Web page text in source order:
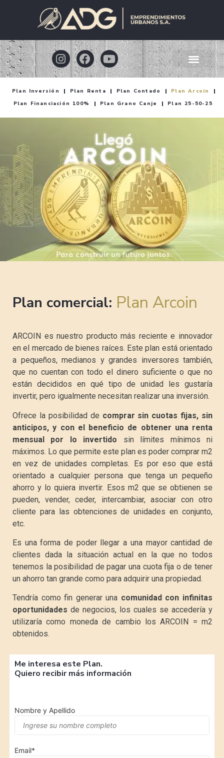
Plan Inversión Plan Renta Plan Contado
Plan Arcoin
Plan Financiación 100%
Plan Grano Canje Plan 25-50-25
Plan comercial: Plan Arcoin
ARCOIN es nuestro producto más reciente e innovador
en el mercado de bienes raíces. Este plan está orientado
a pequeños, medianos y grandes inversores también,
que no cuentan con todo el dinero suficiente o que no
están decididos en qué tipo de unidad les gustaría
invertir, pero igualmente necesitan realizar una inversión.
Ofrece la posibilidad de comprar sin cuotas fijas, sin
anticipos, y con el beneficio de obtener una renta
mensual por lo invertido sin límites mínimos ni
máximos. Lo que permite este plan es poder comprar m2
en vez de unidades completas. Es por eso que está
orientado a cualquier persona que tenga un pequeño
ahorro y lo quiera invertir. Esos m2 que se obtienen se
pueden, vender, ceder, intercambiar, asociar con otro
cliente para las obtenciones de unidades en conjunto,
etc.
Es una forma de poder llegar a una mayor cantidad de
clientes dada la situación actual en la que no todos
tenemos la posibilidad de pagar una cuota fija o de tener
un ahorro tan grande como para adquirir una propiedad.
Tendría como fin generar una comunidad con infinitas
oportunidades de negocios, los cuales se accedería y
utilizaría como moneda de cambio los ARCOIN = m2
obtenidos.
Me interesa este Plan.
Quiero recibir más información
Nombre y Apellido
Email*